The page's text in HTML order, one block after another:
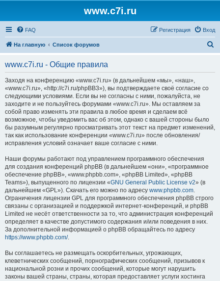
www.c7i.ru
FAQ Вход
Регистрация
На главную Список форумов
www.c7i.ru - Общие правила
Заходя на конференцию «www.c7i.ru» (в дальнейшем «мы», «наш»,
«www.c7i.ru», «http://c7i.ru/phpBB3»), вы подтверждаете своё согласие со
следующими условиями. Если вы не согласны с ними, пожалуйста, не
заходите и не пользуйтесь форумами «www.c7i.ru». Мы оставляем за
собой право изменять эти правила в любое время и сделаем всё
возможное, чтобы уведомить вас об этом, однако с вашей стороны было
бы разумным регулярно просматривать этот текст на предмет изменений,
так как использование конференции «www.c7i.ru» после обновления/
исправления условий означает ваше согласие с ними.
Наши форумы работают под управлением программного обеспечения
для создания конференций phpBB (в дальнейшем «они», «программное
обеспечение phpBB», «www.phpbb.com», «phpBB Limited», «phpBB
Teams»), выпущенного по лицензии «GNU General Public License v2» (в
дальнейшем «GPL»). Скачать его можно по адресу www.phpbb.com.
Ограничения лицензии GPL для программного обеспечения phpBB строго
связаны с организацией и поддержкой интернет-конференций, и phpBB
Limited не несёт ответственности за то, что администрация конференций
определяет в качестве допустимого содержания и/или поведения в них.
За дополнительной информацией о phpBB обращайтесь по адресу
https://www.phpbb.com/.
Вы соглашаетесь не размещать оскорбительных, угрожающих,
клеветнических сообщений, порнографических сообщений, призывов к
национальной розни и прочих сообщений, которые могут нарушить
законы вашей страны, страны, которая предоставляет услуги хостинга